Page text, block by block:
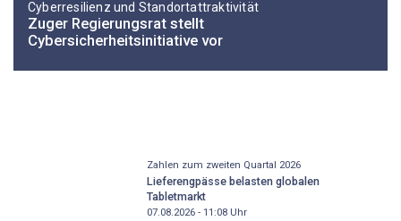
Cyberresilienz und Standortattraktivität
Zuger Regierungsrat stellt
Cybersicherheitsinitiative vor
Zahlen zum zweiten Quartal 2026
Lieferengpässe belasten globalen
Tabletmarkt
07.08.2026 - 11:08Uhr